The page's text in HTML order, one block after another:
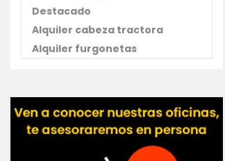
Destacado
Alquiler cabeza tractora
Alquiler furgonetas